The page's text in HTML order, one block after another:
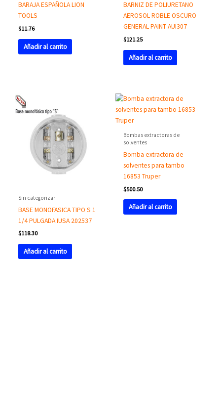
BARAJA ESPAÑOLA LION
TOOLS
$11.76
Añadir al carrito
BARNIZ DE POLIURETANO
AEROSOL ROBLE OSCURO
GENERAL PAINT AUI307
$121.25
Añadir al carrito
Sin categorizar
BASE MONOFASICA TIPO S 1
1/4 PULGADA IUSA 202537
$118.30
Añadir al carrito
Bombas extractoras de
solventes
Bomba extractora de
solventes para tambo
16853 Truper
$500.50
Añadir al carrito